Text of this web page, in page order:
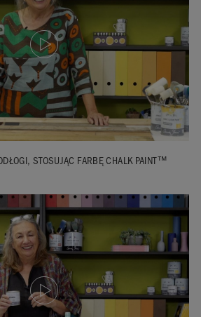
STOSUJĄC FARBĘ CHALK PAINT™